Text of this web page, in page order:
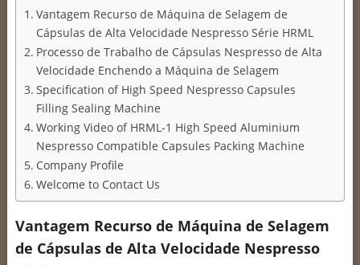
Vantagem Recurso de Máquina de Selagem de
Cápsulas de Alta Velocidade Nespresso Série HRML
Processo de Trabalho de Cápsulas Nespresso de Alta
Velocidade Enchendo a Máquina de Selagem
Specification of High Speed Nespresso Capsules
Filling Sealing Machine
Working Video of HRML-1 High Speed Aluminium
Nespresso Compatible Capsules Packing Machine
Company Profile
Welcome to Contact Us
Vantagem Recurso de Máquina de Selagem
de Cápsulas de Alta Velocidade Nespresso